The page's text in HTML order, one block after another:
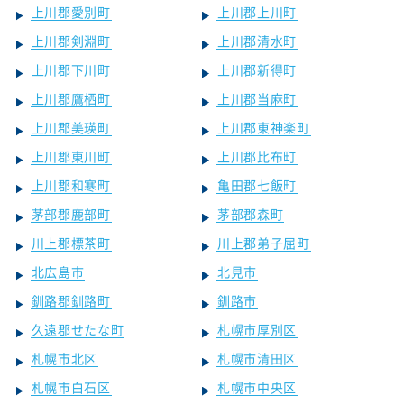
上川郡愛別町
上川郡上川町
上川郡剣淵町
上川郡清水町
上川郡下川町
上川郡新得町
上川郡鷹栖町
上川郡当麻町
上川郡美瑛町
上川郡東神楽町
上川郡東川町
上川郡比布町
上川郡和寒町
亀田郡七飯町
茅部郡鹿部町
茅部郡森町
川上郡標茶町
川上郡弟子屈町
北広島市
北見市
釧路郡釧路町
釧路市
久遠郡せたな町
札幌市厚別区
札幌市北区
札幌市清田区
札幌市白石区
札幌市中央区